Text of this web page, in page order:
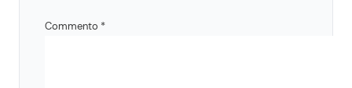
Commento *